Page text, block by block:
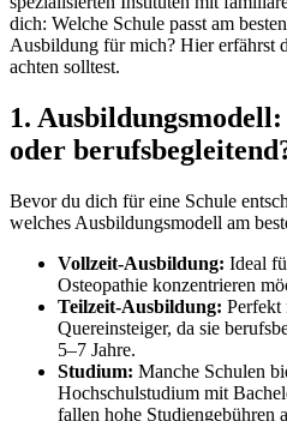
dich: Welche Schule passt am
Ausbildung für mich? Hier erfährst
achten solltest.
1.
oder
Bevor du dich für eine Schule
welches Ausbildungsmodell am
Vollzeit-Ausbildung: Ideal
Osteopathie konzentrieren
Teilzeit-Ausbildung: Perfekt
Quereinsteiger, da sie
5–7 Jahre.
Studium: Manche Schulen
Hochschulstudium mit
fallen hohe Studiengebühren